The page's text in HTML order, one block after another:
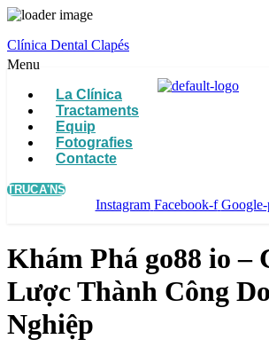
Clínica Dental Clapés
Menu
La Clínica
Tractaments
Equip
Fotografies
Contacte
TRUCA'NS
Instagram Facebook-f
Khám Phá go88 io –
Lược Thành Công
Nghiệp